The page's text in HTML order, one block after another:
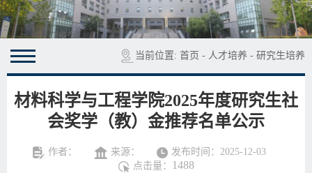
当前位置: 首页 - 人才培养 - 研究生培养
材料科学与工程学院2025年度研究生社
会奖学（教）金推荐名单公示
作者： 来源：
发布时间：2025-12-03
点击量：
1488